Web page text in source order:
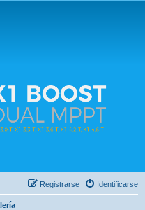
Solax y temas relacionados.
Identificarse
Registrarse